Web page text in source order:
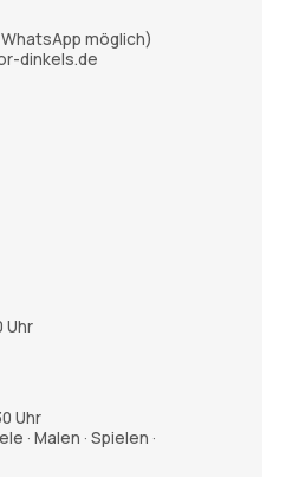
möglich)
dinkels.de
Uhr
Uhr
· Malen · Spielen ·